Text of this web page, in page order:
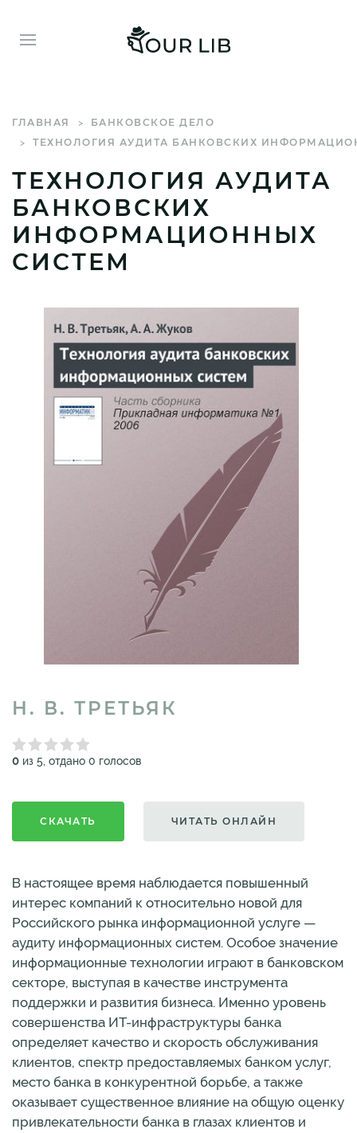
ГЛАВНАЯ
БАНКОВСКОЕ ДЕЛО
ТЕХНОЛОГИЯ АУДИТА БАНКОВСКИХ
ТЕХНОЛОГИЯ АУДИТА
БАНКОВСКИХ
ИНФОРМАЦИОННЫХ
СИСТЕМ
Н. В. ТРЕТЬЯК
0 из 5, отдано 0 голосов
СКАЧАТЬ ЧИТАТЬ ОНЛАЙН
В настоящее время наблюдается повышенный
интерес компаний к относительно новой для
Российского рынка информационной услуге —
аудиту информационных систем. Особое значение
информационные технологии играют в банковском
секторе, выступая в качестве инструмента
поддержки и развития бизнеса. Именно уровень
совершенства ИТ-инфраструктуры банка
определяет качество и скорость обслуживания
клиентов, спектр предоставляемых банком услуг,
место банка в конкурентной борьбе, а также
оказывает существенное влияние на общую оценку
привлекательности банка в глазах клиентов и